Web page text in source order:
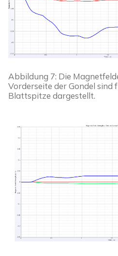
Abbildung 7: Die
Vorderseite der Gondel sind
Blattspitze dargestellt.